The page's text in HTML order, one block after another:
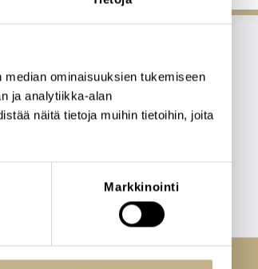
ominaisuuksien tukemiseen
ja analytiikka-alan
näitä tietoja muihin tietoihin, joita
Markkinointi